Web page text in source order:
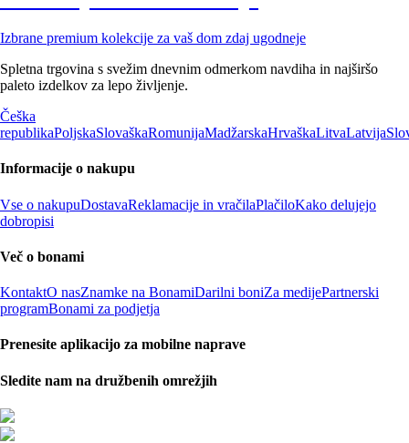
Izbrane premium kolekcije za vaš dom zdaj ugodneje
Spletna trgovina s svežim dnevnim odmerkom navdiha in najširšo
paleto izdelkov za lepo življenje.
Češka
republikaPoljskaSlovaškaRomunijaMadžarskaHrvaškaLitvaLatvija
Informacije o nakupu
Vse o nakupuDostavaReklamacije in vračilaPlačiloKako delujejo
dobropisi
Več o bonami
KontaktO nasZnamke na BonamiDarilni boniZa medijePartnerski
programBonami za podjetja
Prenesite aplikacijo za mobilne naprave
Sledite nam na družbenih omrežjih